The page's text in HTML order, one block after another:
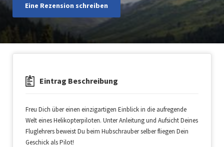
Eine Rezension schreiben
Eintrag Beschreibung
Freu Dich über einen einzigartigen Einblick in die aufregende
Welt eines Helikopterpiloten. Unter Anleitung und Aufsicht Deines
Fluglehrers beweist Du beim Hubschrauber selber fliegen Dein
Geschick als Pilot!